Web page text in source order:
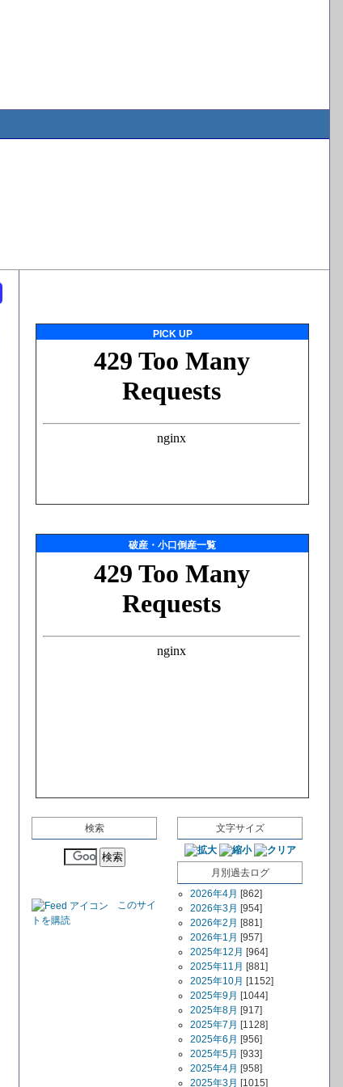
PICK UP
破産・小口倒産一覧
検索
このサイ
トを購読
文字サイズ
月別過去ログ
2026年4月 [862]
2026年3月 [954]
2026年2月 [881]
2026年1月 [957]
2025年12月 [964]
2025年11月 [881]
2025年10月 [1152]
2025年9月 [1044]
2025年8月 [917]
2025年7月 [1128]
2025年6月 [956]
2025年5月 [933]
2025年4月 [958]
2025年3月 [1015]